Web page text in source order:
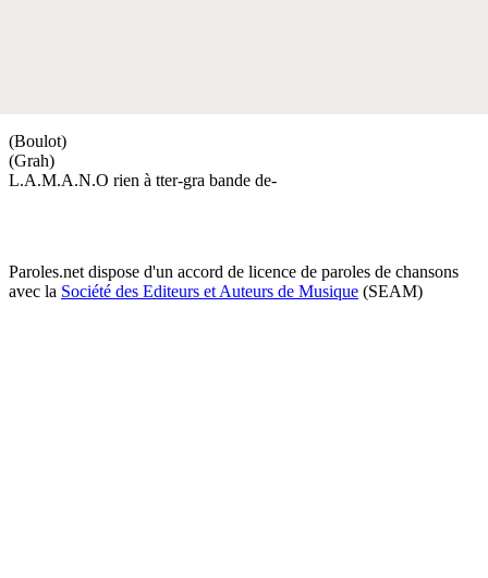
(Boulot)
(Grah)
L.A.M.A.N.O rien à tter-gra bande de-
Paroles.net dispose d'un accord de licence de paroles de chansons
avec la Société des Editeurs et Auteurs de Musique (SEAM)